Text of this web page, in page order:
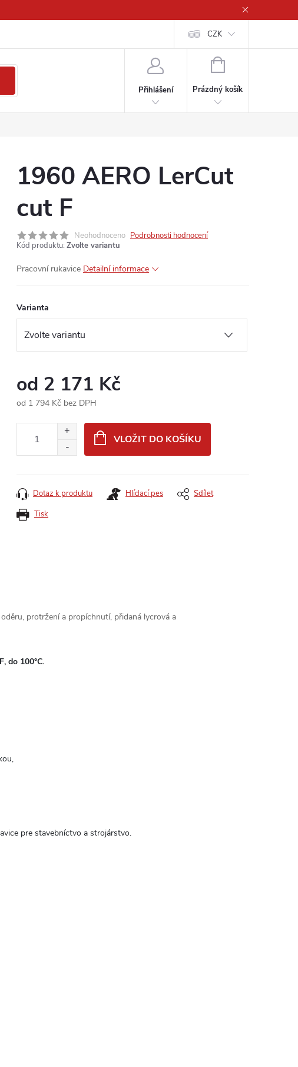
CZK
Přihlášení
NÁKUPNÍ
Prázdný košík
1960 AERO LerCut
cut F
Neohodnoceno Podrobnosti hodnocení
Kód produktu: Zvolte variantu
Pracovní rukavice Detailní informace
Varianta
od 2 171 Kč
od 1 794 Kč bez DPH
VLOŽIT DO KOŠÍKU
Tisk
Dotaz k produktu Hlídací pes Sdílet
protržení a propíchnutí, přidaná lycrová a
do 100°C.
pre stavebníctvo a strojárstvo.